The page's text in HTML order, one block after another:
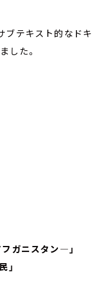
ブテキスト的なドキ
した。
ガニスタン―」
」